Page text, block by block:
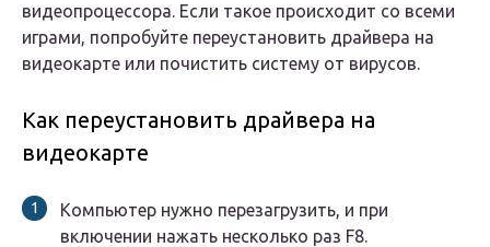
видеопроцессора. Если такое происходит со всеми
играми, попробуйте переустановить драйвера на
видеокарте или почистить систему от вирусов.
Как переустановить драйвера на
видеокарте
Компьютер нужно перезагрузить, и при
включении нажать несколько раз F8.